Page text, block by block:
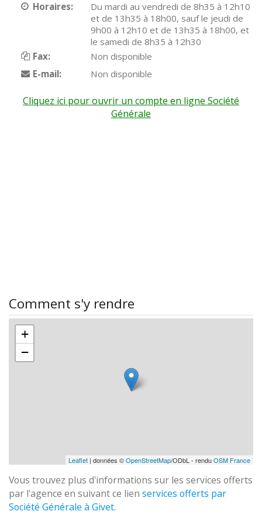
Horaires:
Du mardi au vendredi de 8h35 à 12h10
et de 13h35 à 18h00, sauf le jeudi de
9h00 à 12h10 et de 13h35 à 18h00, et
le samedi de 8h35 à 12h30
Fax:
Non disponible
E-mail:
Non disponible
Cliquez ici pour ouvrir un compte en ligne Société
Générale
Comment s'y rendre
+
−
Leaflet | données ©OpenStreetMap/ODbL - renduOSM France
Vous trouvez plus d'informations sur les services offerts
par l'agence en suivant ce lien services offerts par
Société Générale à Givet.